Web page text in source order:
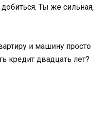
Ты же сильная,
и машину просто
кредит двадцать лет?